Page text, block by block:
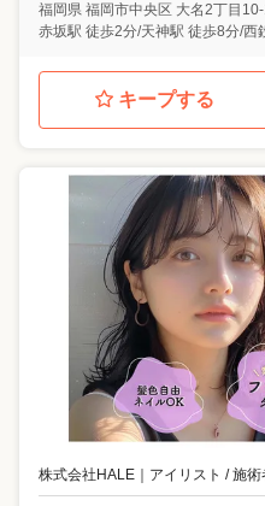
福岡県 福岡市中央区 大名2丁目
赤坂駅 徒歩2分/天神駅 徒歩8分/西
キープする
株式会社HALE アイリスト / 施術